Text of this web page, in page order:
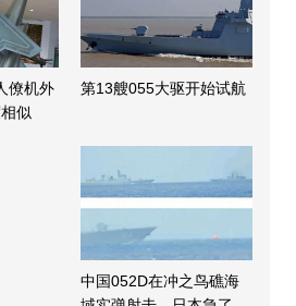
僚机外
似
第13艘055大驱开始试航
中国052D在冲之鸟礁海